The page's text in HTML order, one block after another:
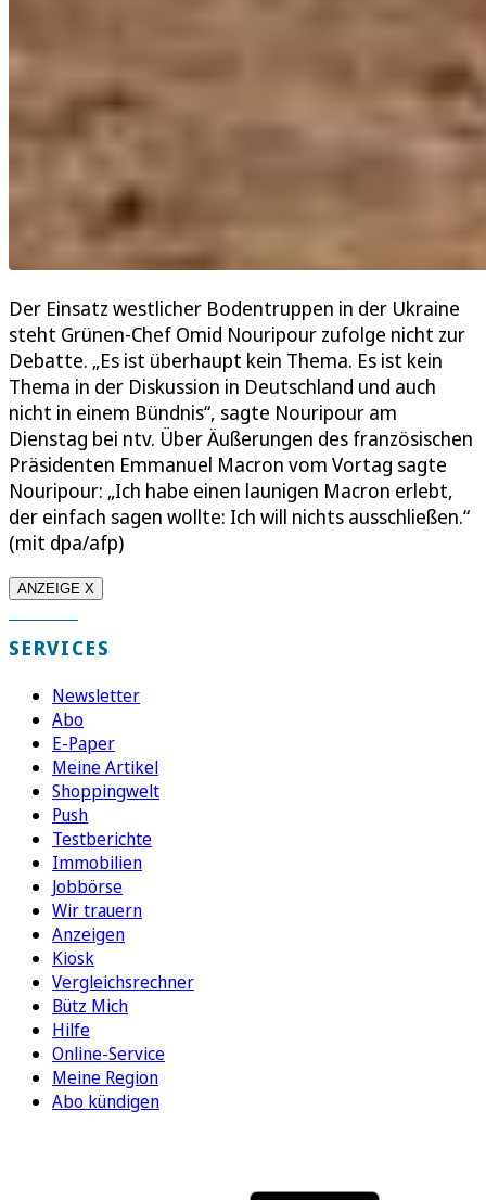
Der Einsatz westlicher Bodentruppen in der Ukraine
steht Grünen-Chef Omid Nouripour zufolge nicht zur
Debatte. „Es ist überhaupt kein Thema. Es ist kein
Thema in der Diskussion in Deutschland und auch
nicht in einem Bündnis“, sagte Nouripour am
Dienstag bei ntv. Über Äußerungen des französischen
Präsidenten Emmanuel Macron vom Vortag sagte
Nouripour: „Ich habe einen launigen Macron erlebt,
der einfach sagen wollte: Ich will nichts ausschließen.“
(mit dpa/afp)
ANZEIGE X
SERVICES
Newsletter
Abo
E-Paper
Meine Artikel
Shoppingwelt
Push
Testberichte
Immobilien
Jobbörse
Wir trauern
Anzeigen
Kiosk
Vergleichsrechner
Bütz Mich
Hilfe
Online-Service
Meine Region
Abo kündigen